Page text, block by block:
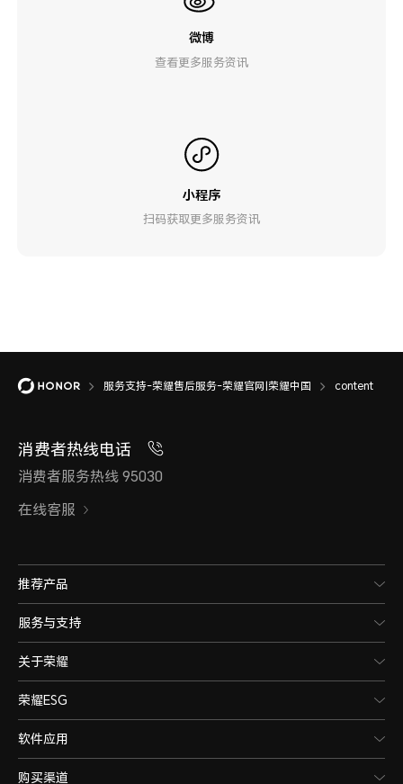
微博
查看更多服务资讯
小程序
扫码获取更多服务资讯
服务支持-荣耀售后服务-荣耀官网|荣耀中国 content
消费者热线电话
消费者服务热线 95030
在线客服
推荐产品
服务与支持
关于荣耀
荣耀ESG
软件应用
购买渠道